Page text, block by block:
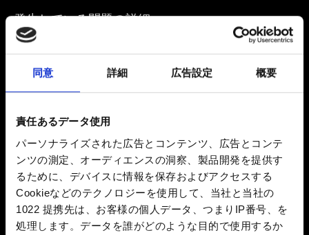
同意 詳細 広告設定 概要
責任あるデータ使用
パーソナライズされた広告とコンテンツ、広告とコンテ
ンツの測定、オーディエンスの洞察、製品開発を提供す
るために、デバイスに情報を保存およびアクセスする
Cookieなどのテクノロジーを使用して、当社と当社の
1022 提携先は、お客様の個人データ、つまりIP番号、を
処理します。データを誰がどのような目的で使用するか
発生している問題の詳細
0/20
このレポートにファイルを添付できます。例：グラフィック
関連の問題の場合、画面写真
容量制限：12 MB
参照